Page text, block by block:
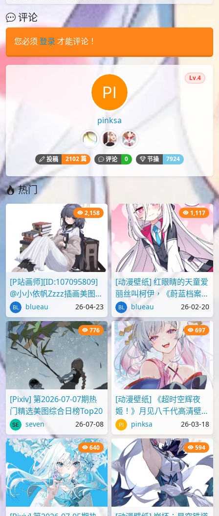
评论
您必须 登录 才能评论！
pinksa
Lv.4
投稿 2102 篇 评论 0 节操 7924
热门
2,158
[P站画师][ID:107095809]
@小小依帆Zzzz插画美图作
品推荐blueau 26-04-23
1,117
[动漫壁纸] 红眼睛的天童爱
丽丝叫柯伊，《蔚蓝档案》
壁纸图片分享
blueau 26-02-20
776
[Pixiv] 第2026-07-07期热
门精选美图综合日榜Top20
seven 26-07-08
697
[动漫壁纸] 《超时空辉夜
姬！》月见八千代高清壁纸
图片 pinksa 26-03-18
640 594